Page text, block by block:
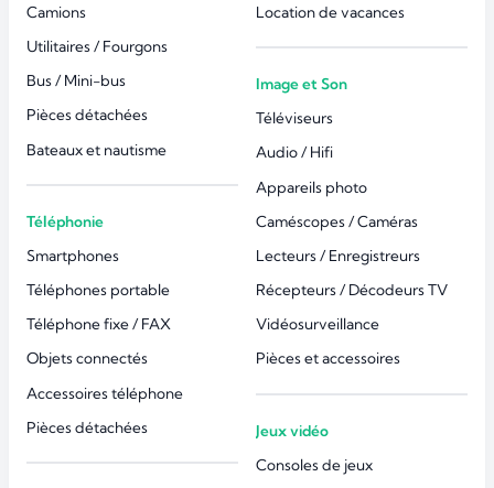
Camions
Utilitaires / Fourgons
Bus / Mini-bus
Pièces détachées
Bateaux et nautisme
Téléphonie
Smartphones
Téléphones portable
Téléphone fixe / FAX
Objets connectés
Accessoires téléphone
Pièces détachées
Location de vacances
Image et Son
Téléviseurs
Audio / Hifi
Appareils photo
Caméscopes / Caméras
Lecteurs / Enregistreurs
Récepteurs / Décodeurs TV
Vidéosurveillance
Pièces et accessoires
Jeux vidéo
Consoles de jeux